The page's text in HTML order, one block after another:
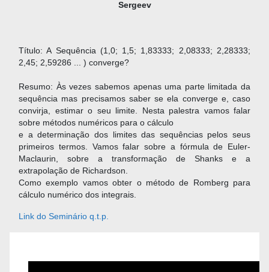
Sergeev
Título: A Sequência (1,0; 1,5; 1,83333; 2,08333; 2,28333;
2,45; 2,59286 ... ) converge?
Resumo: Às vezes sabemos apenas uma parte limitada da
sequência mas precisamos saber se ela converge e, caso
convirja, estimar o seu limite. Nesta palestra vamos falar
sobre métodos numéricos para o cálculo
e a determinação dos limites das sequências pelos seus
primeiros termos. Vamos falar sobre a fórmula de Euler-
Maclaurin, sobre a transformação de Shanks e a
extrapolação de Richardson.
Como exemplo vamos obter o método de Romberg para
cálculo numérico dos integrais.
Link do Seminário q.t.p.